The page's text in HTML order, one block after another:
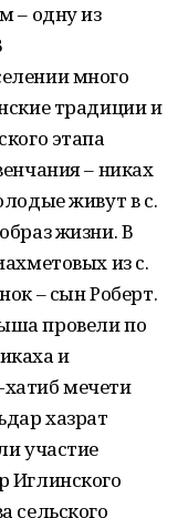
– одну из
много
традиции и
этапа
– никах
живут в с.
жизни. В
из с.
– сын Роберт.
провели по
и
мечети
хазрат
участие
Иглинского
сельского